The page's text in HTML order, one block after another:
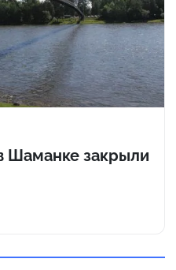
Шаманке закрыли